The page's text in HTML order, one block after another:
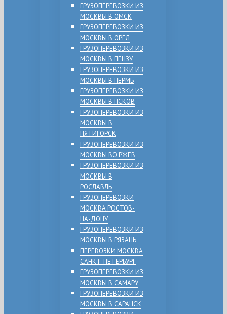
ГРУЗОПЕРЕВОЗКИ ИЗ
МОСКВЫ В ОМСК
ГРУЗОПЕРЕВОЗКИ ИЗ
МОСКВЫ В ОРЕЛ
ГРУЗОПЕРЕВОЗКИ ИЗ
МОСКВЫ В ПЕНЗУ
ГРУЗОПЕРЕВОЗКИ ИЗ
МОСКВЫ В ПЕРМЬ
ГРУЗОПЕРЕВОЗКИ ИЗ
МОСКВЫ В ПСКОВ
ГРУЗОПЕРЕВОЗКИ ИЗ
МОСКВЫ В
ПЯТИГОРСК
ГРУЗОПЕРЕВОЗКИ ИЗ
МОСКВЫ ВО РЖЕВ
ГРУЗОПЕРЕВОЗКИ ИЗ
МОСКВЫ В
РОСЛАВЛЬ
ГРУЗОПЕРЕВОЗКИ
МОСКВА РОСТОВ-
НА-ДОНУ
ГРУЗОПЕРЕВОЗКИ ИЗ
МОСКВЫ В РЯЗАНЬ
ПЕРЕВОЗКИ МОСКВА
САНКТ-ПЕТЕРБУРГ
ГРУЗОПЕРЕВОЗКИ ИЗ
МОСКВЫ В САМАРУ
ГРУЗОПЕРЕВОЗКИ ИЗ
МОСКВЫ В САРАНСК